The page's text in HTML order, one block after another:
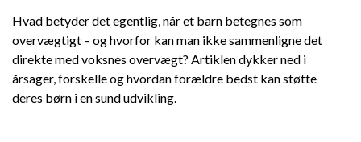
Hvad betyder det egentlig, når et barn betegnes som
overvægtigt – og hvorfor kan man ikke sammenligne det
direkte med voksnes overvægt? Artiklen dykker ned i
årsager, forskelle og hvordan forældre bedst kan støtte
deres børn i en sund udvikling.